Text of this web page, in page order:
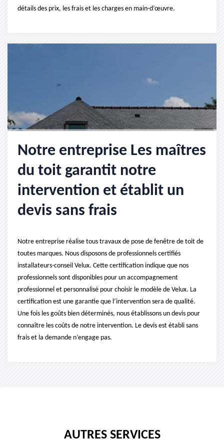
détails des prix, les frais et les charges en main-d’œuvre.
Notre entreprise Les maîtres
du toit garantit notre
intervention et établit un
devis sans frais
Notre entreprise réalise tous travaux de pose de fenêtre de toit de
toutes marques. Nous disposons de professionnels certifiés
installateurs-conseil Velux. Cette certification indique que nos
professionnels sont disponibles pour un accompagnement
professionnel et personnalisé pour choisir le modèle de Velux. La
certification est une garantie que l’intervention sera de qualité.
Une fois les goûts bien déterminés, nous établissons un devis pour
connaître les coûts de notre intervention. Le devis est établi sans
frais et la demande n’engage pas.
AUTRES SERVICES